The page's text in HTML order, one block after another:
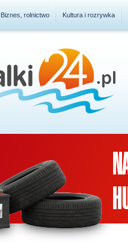
Biznes, rolnictwo Kultura i rozrywka